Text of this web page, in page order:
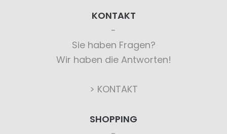
KONTAKT
Sie haben Fragen?
Wir haben die Antworten!
> KONTAKT
SHOPPING